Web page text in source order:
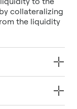
collateralizing
the liquidity